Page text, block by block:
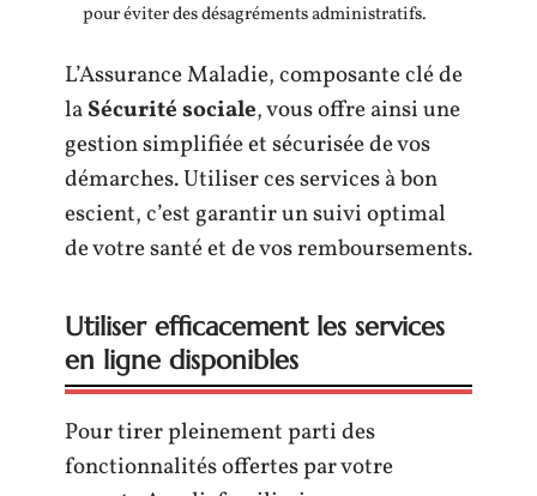
pour éviter des désagréments administratifs.
L’Assurance Maladie, composante clé de
laSécurité sociale, vous offre ainsi une
gestion simplifiée et sécurisée de vos
démarches. Utiliser ces services à bon
escient, c’est garantir un suivi optimal
de votre santé et de vos remboursements.
Utiliser efficacement les services
en ligne disponibles
Pour tirer pleinement parti des
fonctionnalités offertes par votre